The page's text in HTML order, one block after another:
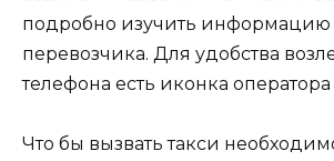
подробно изучить информацию
перевозчика. Для удобства
телефона есть иконка оператора
Что бы вызвать такси